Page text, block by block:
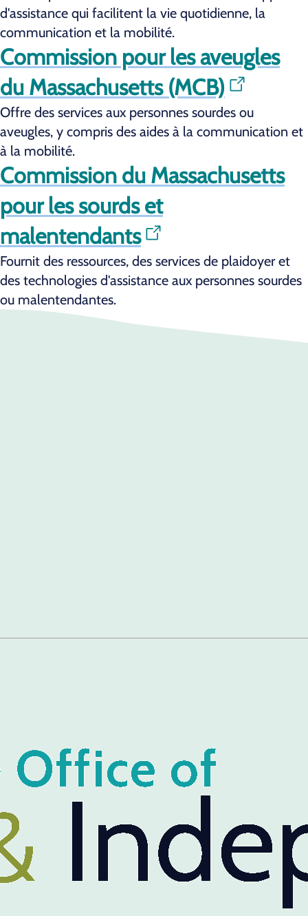
d'assistance qui facilitent la vie quotidienne, la
communication et la mobilité.
Commission pour les aveugles
du Massachusetts (MCB)
Offre des services aux personnes sourdes ou
aveugles, y compris des aides à la communication et
à la mobilité.
Commission du Massachusetts
pour les sourds et
malentendants
Fournit des ressources, des services de plaidoyer et
des technologies d'assistance aux personnes sourdes
ou malentendantes.